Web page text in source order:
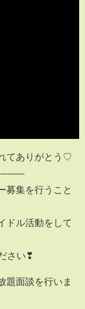
てありがとう♡
募集を行うこと
ドル活動をして
さい❣
題面談を行いま